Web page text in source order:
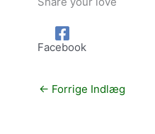
Facebook
← Forrige Indlæg